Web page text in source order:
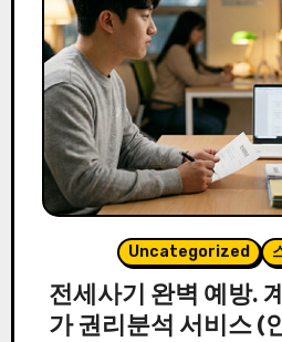
Uncategorized
전세사기 완벽 예방.
가 권리분석 서비스 (